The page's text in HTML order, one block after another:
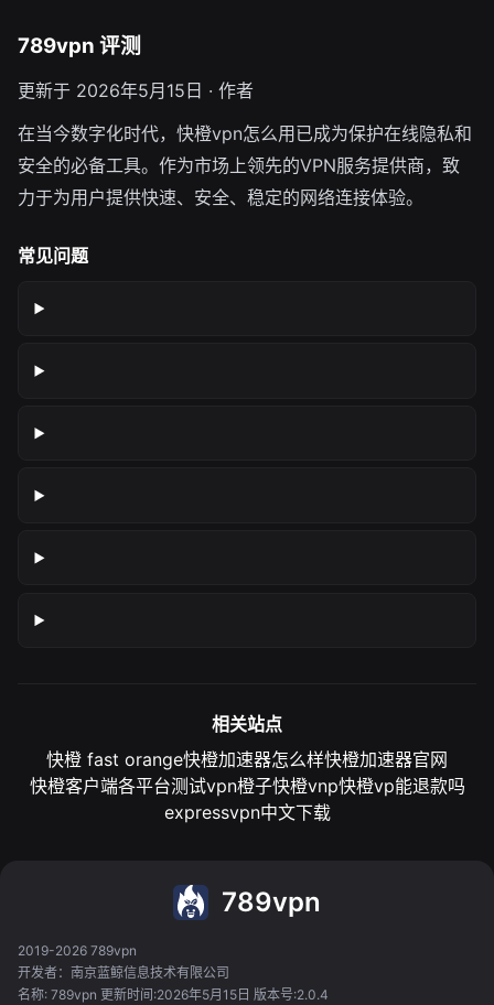
789vpn 评测
更新于 2026年5月15日 · 作者
在当今数字化时代，快橙vpn怎么用已成为保护在线隐私和
安全的必备工具。作为市场上领先的VPN服务提供商，致
力于为用户提供快速、安全、稳定的网络连接体验。
常见问题
相关站点
快橙 fast orange快橙加速器怎么样快橙加速器官网
快橙客户端各平台测试vpn橙子快橙vnp快橙vp能退款吗
expressvpn中文下载
789vpn
2019-2026 789vpn
开发者：南京蓝鲸信息技术有限公司
名称: 789vpn 更新时间:2026年5月15日 版本号:2.0.4